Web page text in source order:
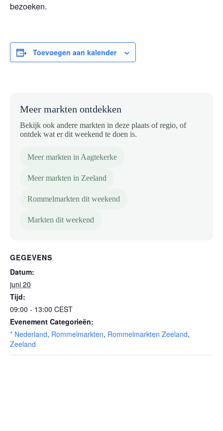
bezoeken.
Toevoegen aan kalender
Meer markten ontdekken
Bekijk ook andere markten in deze plaats of regio, of
ontdek wat er dit weekend te doen is.
Meer markten in Aagtekerke
Meer markten in Zeeland
Rommelmarkten dit weekend
Markten dit weekend
GEGEVENS
Datum:
juni 20
Tijd:
09:00 - 13:00 CEST
Evenement Categorieën:
* Nederland, Rommelmarkten, Rommelmarkten Zeeland,
Zeeland